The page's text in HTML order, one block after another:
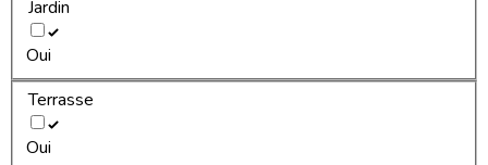
Jardin
Oui
Terrasse
Oui